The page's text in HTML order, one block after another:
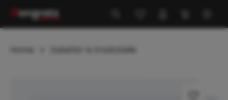
springen
Home Zubehör & Ersatzteile